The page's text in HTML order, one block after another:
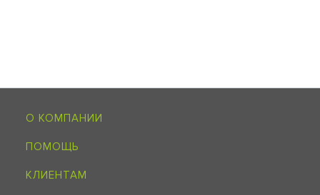
О КОМПАНИИ
ПОМОЩЬ
КЛИЕНТАМ